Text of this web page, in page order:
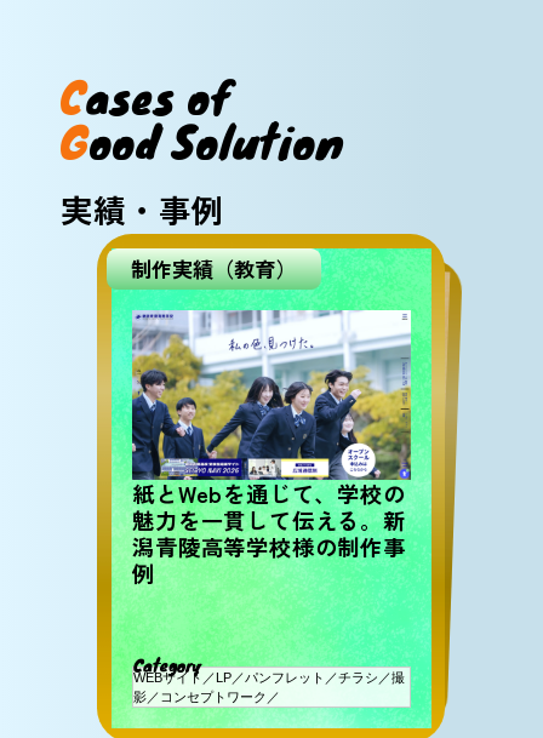
Cases of
GoodSolution
実績・事例
制作実績（教育）
紙とWebを通じて、学校の
魅力を一貫して伝える。新
潟青陵高等学校様の制作事
例
Category
WEBサイト／LP／パンフレット／チラシ／撮
影／コンセプトワーク／
問題解決事例（BtoC）
エリアが限られるサービス
では「何を伝えるか」が成
果を分ける – LP改善でコ
ンバージョン率を約3倍に
引き上げた事例
Category
Web広告／LP制作